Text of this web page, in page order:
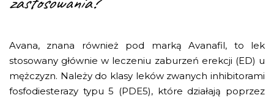
Avana, znana również pod marką Avanafil, to lek
stosowany głównie w leczeniu zaburzeń erekcji (ED) u
mężczyzn. Należy do klasy leków zwanych inhibitorami
fosfodiesterazy typu 5 (PDE5), które działają poprzez